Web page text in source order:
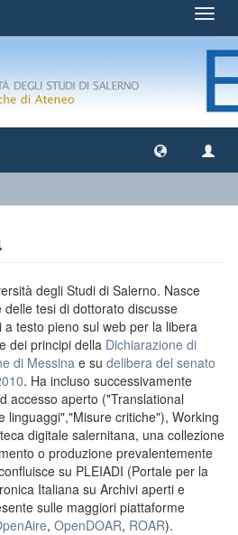
degli Studi di Salerno. Nasce
tesi di dottorato discusse
a testo pieno sul web per la libera
dei principi della Dichiarazione di
di Messina e su delibera del senato
. Ha incluso successivamente
accesso aperto ("Translational
linguaggi","Misure critiche"), Working
digitale salernitana, una collezione
o produzione prevalentemente
su PLEIADI (Portale per la
Italiana su Archivi aperti e
sulle maggiori piattaforme
, OpenDOAR, ROAR).